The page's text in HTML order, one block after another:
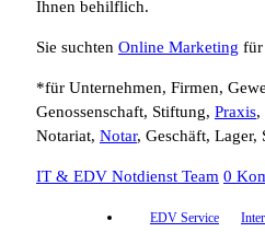
Ihnen behilflich.
Sie suchten Online Marketing für
*für Unternehmen, Firmen,
Genossenschaft, Stiftung, Praxis,
Notariat, Notar, Geschäft, Lager,
IT & EDV Notdienst Team 0
EDV Service